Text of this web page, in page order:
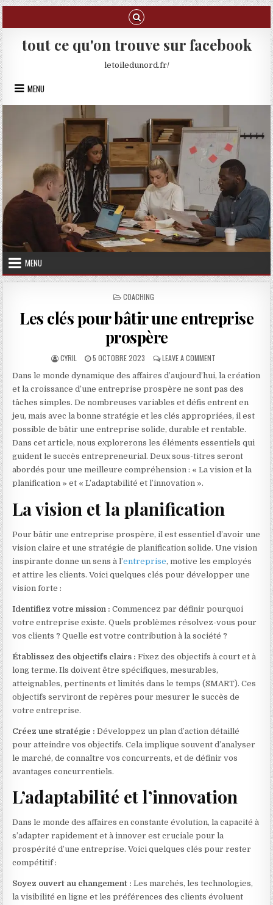
Skip to content
tout ce qu'on trouve sur facebook
letoiledunord.fr/
MENU
MENU
POSTED IN
COACHING
Les clés pour bâtir une entreprise
prospère
AUTHOR:
CYRIL PUBLISHED DATE:
5 OCTOBRE 2023 LEAVE A COMMENT ON LES CLÉS
Dans le monde dynamique des affaires d’aujourd’hui, la création
et la croissance d’une entreprise prospère ne sont pas des
tâches simples. De nombreuses variables et défis entrent en
jeu, mais avec la bonne stratégie et les clés appropriées, il est
possible de bâtir une entreprise solide, durable et rentable.
Dans cet article, nous explorerons les éléments essentiels qui
guident le succès entrepreneurial. Deux sous-titres seront
abordés pour une meilleure compréhension : « La vision et la
planification » et « L’adaptabilité et l’innovation ».
La vision et la planification
Pour bâtir une entreprise prospère, il est essentiel d’avoir une
vision claire et une stratégie de planification solide. Une vision
inspirante donne un sens à l’entreprise, motive les employés
et attire les clients. Voici quelques clés pour développer une
vision forte :
Identifiez votre mission : Commencez par définir pourquoi
votre entreprise existe. Quels problèmes résolvez-vous pour
vos clients ? Quelle est votre contribution à la société ?
Établissez des objectifs clairs : Fixez des objectifs à court et à
long terme. Ils doivent être spécifiques, mesurables,
atteignables, pertinents et limités dans le temps (SMART). Ces
objectifs serviront de repères pour mesurer le succès de
votre entreprise.
Créez une stratégie : Développez un plan d’action détaillé
pour atteindre vos objectifs. Cela implique souvent d’analyser
le marché, de connaître vos concurrents, et de définir vos
avantages concurrentiels.
L’adaptabilité et l’innovation
Dans le monde des affaires en constante évolution, la capacité à
s’adapter rapidement et à innover est cruciale pour la
prospérité d’une entreprise. Voici quelques clés pour rester
compétitif :
Soyez ouvert au changement : Les marchés, les technologies,
la visibilité en ligne et les préférences des clients évoluent